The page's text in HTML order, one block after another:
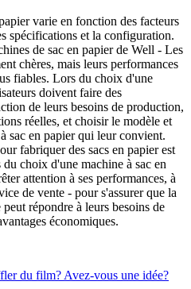
varie en fonction des facteurs
spécifications et la configuration.
de sac en papier de Well - Les
chères, mais leurs performances
fiables. Lors du choix d'une
doivent faire des
de leurs besoins de production,
réelles, et choisir le modèle et
sac en papier qui leur convient.
fabriquer des sacs en papier est
choix d'une machine à sac en
attention à ses performances, à
de vente - pour s'assurer que la
répondre à leurs besoins de
économiques.
du film? Avez-vous une idée?